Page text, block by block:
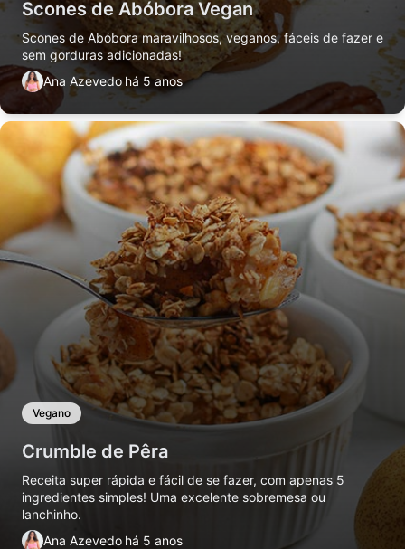
Scones de Abóbora Vegan
Scones de Abóbora maravilhosos, veganos, fáceis de fazer e
sem gorduras adicionadas!
Ana Azevedo há 5 anos
Vegano
Crumble de Pêra
Receita super rápida e fácil de se fazer, com apenas 5
ingredientes simples! Uma excelente sobremesa ou
lanchinho.
Ana Azevedo há 5 anos